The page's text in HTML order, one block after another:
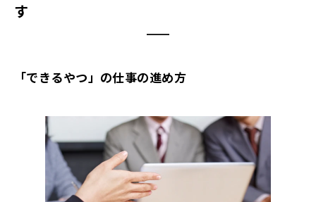
す
「できるやつ」の仕事の進め方